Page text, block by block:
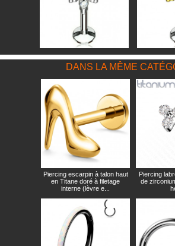
DANS LA MÊME
Piercing escarpin à talon haut
en Titane doré à filetage
interne (lèvre e...
Piercing
de